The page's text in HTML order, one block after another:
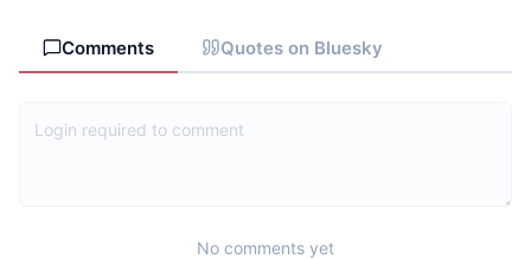
Comments Quotes on Bluesky
No comments yet